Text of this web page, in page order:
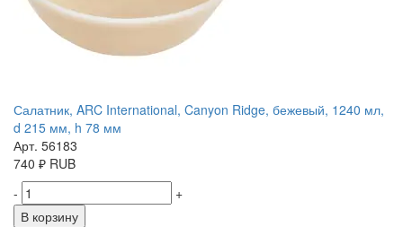
Салатник, ARC International, Canyon Ridge, бежевый, 1240 мл,
d 215 мм, h 78 мм
Арт. 56183
740 ₽ RUB
-
+
В корзину